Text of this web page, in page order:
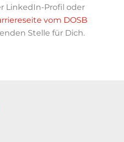
LinkedIn-Profil oder
vom DOSB
Stelle für Dich.